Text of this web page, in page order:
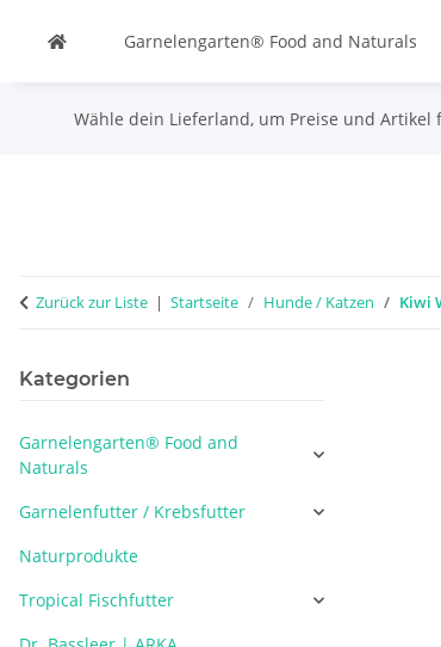
Garnelengarten® Food and Naturals
Wähle dein Lieferland, um Preise und
Zurück zur Liste Startseite Hunde / Katzen Kiwi
Kategorien
Garnelengarten® Food and
Naturals
Garnelenfutter / Krebsfutter
Naturprodukte
Tropical Fischfutter